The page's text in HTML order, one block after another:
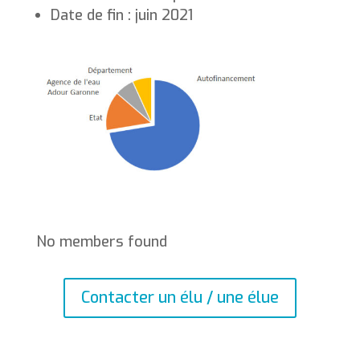
Date de fin : juin 2021
No members found
Contacter un élu / une élue